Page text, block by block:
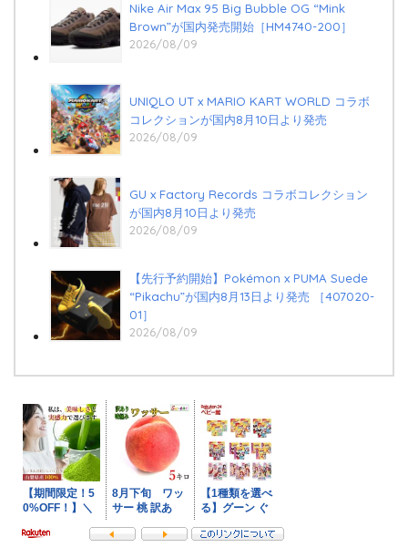
Nike Air Max 95 Big Bubble OG “Mink
Brown”が国内発売開始［HM4740-200］
2026/08/09
UNIQLO UT x MARIO KART WORLD コラボ
コレクションが国内8月10日より発売
2026/08/09
GU x Factory Records コラボコレクション
が国内8月10日より発売
2026/08/09
【先行予約開始】Pokémon x PUMA Suede
“Pikachu”が国内8月13日より発売 ［407020-
01］
2026/08/09